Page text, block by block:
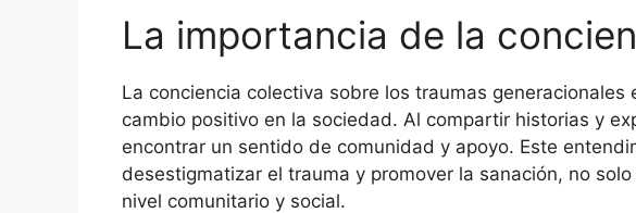
La importancia de la
La conciencia colectiva sobre los traumas generacionales
cambio positivo en la sociedad. Al compartir historias y
encontrar un sentido de comunidad y apoyo. Este
desestigmatizar el trauma y promover la sanación, no
nivel comunitario y social.